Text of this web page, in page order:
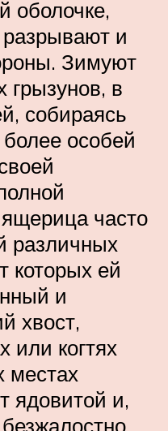
оболочке,
и
Зимуют
грызунов, в
собираясь
особей
часто
различных
которых ей
и
хвост,
или когтях
местах
ядовитой и,